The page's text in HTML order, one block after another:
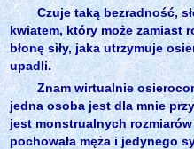
Czuje taką bezradność,
kwiatem, który może zamiast
błonę siły, jaka utrzymuje
upadli.
Znam wirtualnie
jedna osoba jest dla mnie
jest monstrualnych
pochowała męża i jedynego